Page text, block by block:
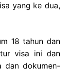
yang ke dua,
18 tahun dan
visa ini dan
dan dokumen-